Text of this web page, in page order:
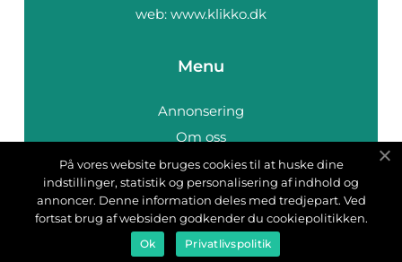
web: www.klikko.dk
Menu
Annonsering
Om oss
Cookies
Kontakta oss
Sitemap
På vores website bruges cookies til at huske dine
indstillinger, statistik og personalisering af indhold og
annoncer. Denne information deles med tredjepart. Ved
fortsat brug af websiden godkender du cookiepolitikken.
Ok Privatlivspolitik